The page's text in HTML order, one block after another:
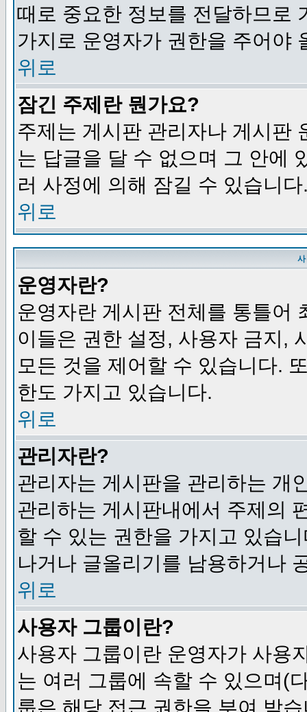
때로 중요한 정보를 전달하므로
가지로 운영자가 권한을 주어야
위로
잠긴 주제란 뭔가요?
주제는 게시판 관리자나 게시판
는 답글을 달 수 없으며 그 안에
러 사정에 의해 잠길 수 있습니다
위로
운영자란?
운영자란 게시판 전체를 통틀어
이들은 권한 설정, 사용자 금지,
모든 것을 제어할 수 있습니다.
한도 가지고 있습니다.
위로
관리자란?
관리자는 게시판을 관리하는 개
관리하는 게시판내에서 주제의
할 수 있는 권한을 가지고 있습
나거나 글올리기를 남용하거나
위로
사용자 그룹이란?
사용자 그룹이란 운영자가 사용
는 여러 그룹에 속할 수 있으며(
룹은 해당 접근 권한을 부여 받